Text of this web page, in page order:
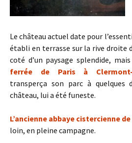
Le château actuel date pour
établi en terrasse sur la rive droite
coté d’un paysage splendide,
ferrée de Paris à Clermont-
transperça son parc à quelques
château, lui a été funeste.
L’ancienne abbaye cistercienne
loin, en pleine campagne.